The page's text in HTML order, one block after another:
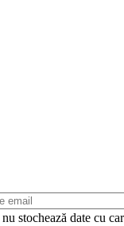
stochează date cu